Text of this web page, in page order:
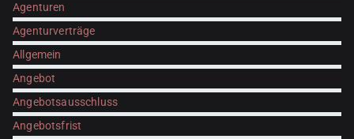
Agenturen
Agenturverträge
Allgemein
Angebot
Angebotsausschluss
Angebotsfrist